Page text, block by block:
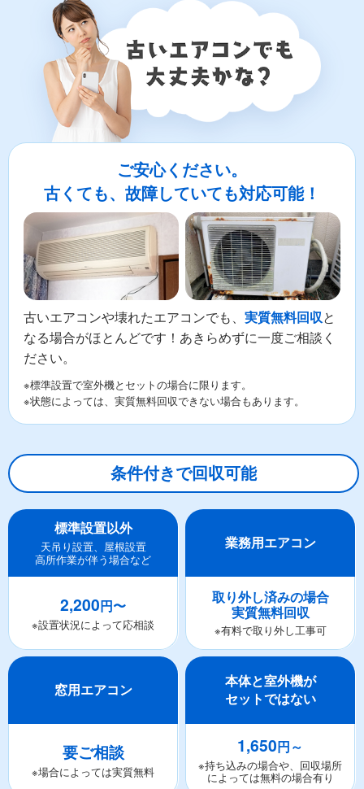
ご安心ください。
古くても、故障していても対応可能！
古いエアコンや壊れたエアコンでも、 実質無料回収と
なる場合がほとんどです！あきらめずに一度ご相談く
ださい。
※標準設置で室外機とセットの場合に限ります。
※状態によっては、実質無料回収できない場合もあります。
条件付きで回収可能
標準設置以外
天吊り設置、屋根設置
高所作業が伴う場合など
2,200円〜
※設置状況によって応相談
業務用エアコン
取り外し済みの場合
実質無料回収
※有料で取り外し工事可
窓用エアコン
要ご相談
※場合によっては実質無料
本体と室外機が
セットではない
1,650円～
※持ち込みの場合や、回収場所
によっては無料の場合有り